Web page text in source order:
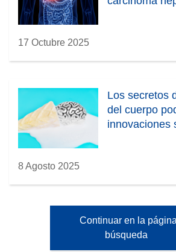
17 Octubre 2025
Los secretos
del cuerpo
innovaciones
8 Agosto 2025
Continuar en la
búsqueda